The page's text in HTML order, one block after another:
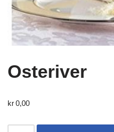
Osteriver
kr0,00